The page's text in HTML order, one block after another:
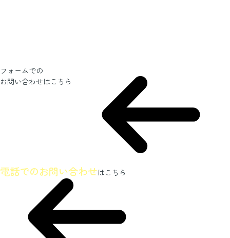
フォームでの
お問い合わせはこちら
電話でのお問い合わせはこちら